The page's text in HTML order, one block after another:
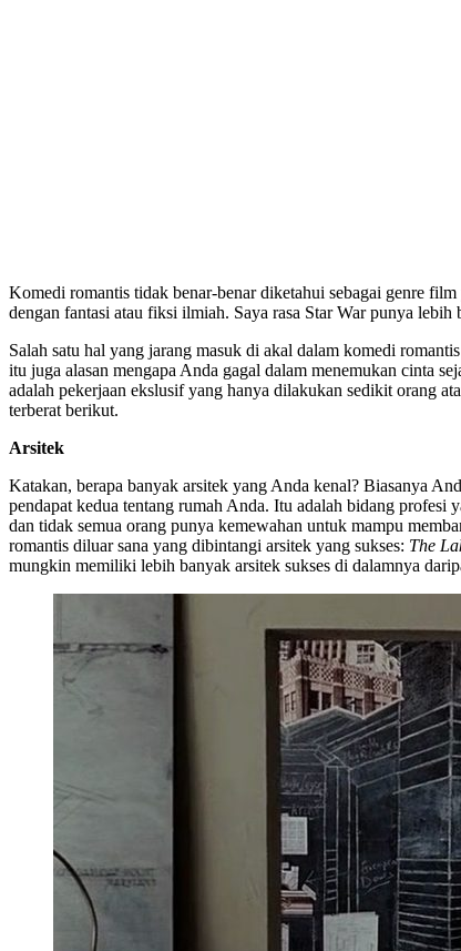
Komedi romantis tidak benar-benar diketahui sebagai genre
dengan fantasi atau fiksi ilmiah. Saya rasa Star War punya
Salah satu hal yang jarang masuk di akal dalam komedi
itu juga alasan mengapa Anda gagal dalam menemukan cinta
adalah pekerjaan ekslusif yang hanya dilakukan sedikit orang
terberat berikut.
Arsitek
Katakan, berapa banyak arsitek yang Anda kenal? Biasanya
pendapat kedua tentang rumah Anda. Itu adalah bidang profesi
dan tidak semua orang punya kemewahan untuk mampu
romantis diluar sana yang dibintangi arsitek yang sukses: The
mungkin memiliki lebih banyak arsitek sukses di dalamnya